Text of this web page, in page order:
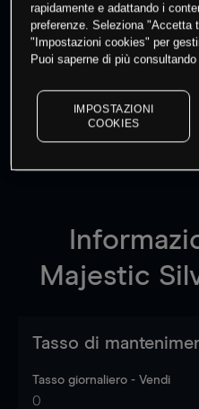
I prezzi sono solo
dati di mercato
Majestic
Tasso di
Tasso giornaliero - Vendi
0
rapidamente e adattando i
preferenze. Seleziona "Accetta
"Impostazioni cookies" per
Puoi saperne di più
IMPOSTAZIONI
COOKIES